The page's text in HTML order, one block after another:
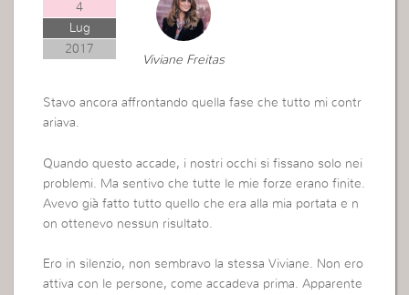
4
Lug
2017
Viviane Freitas
Stavo ancora affrontando quella fase che tutto mi contr
ariava.
Quando questo accade, i nostri occhi si fissano solo nei
problemi. Ma sentivo che tutte le mie forze erano finite.
Avevo già fatto tutto quello che era alla mia portata e n
on ottenevo nessun risultato.
Ero in silenzio, non sembravo la stessa Viviane. Non ero
attiva con le persone, come accadeva prima. Apparente